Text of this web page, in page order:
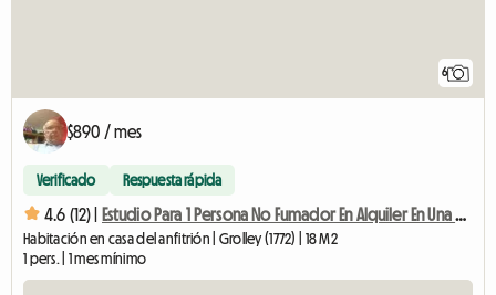
6
$890 / mes
Verificado Respuesta rápida
4.6 (12) | Estudio Para 1 Persona No Fumador En Alquiler En Una Villa
Habitación en casa del anfitrión | Grolley (1772) | 18 M2
1 pers. | 1 mes mínimo